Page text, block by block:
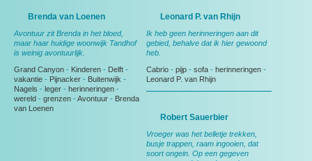
Brenda van Loenen
Avontuur zit Brenda in het bloed,
maar haar huidige woonwijk Tandhof
is weinig avontuurlijk.
Grand Canyon - Kinderen - Delft -
vakantie - Pijnacker - Buitenwijk -
Nagels - leger - herinneringen -
wereld - grenzen -Avontuur - Brenda
van Loenen
Leonard P. van Rhijn
Ik heb geen herinneringen aan dit
gebied, behalve dat ik hier gewoond
heb.
Cabrio - pijp - sofa - herinneringen -
Leonard P. van Rhijn
Robert Sauerbier
Vroeger was het belletje trekken,
busje trappen, raam ingooien, dat
soort ongein. Op een gegeven